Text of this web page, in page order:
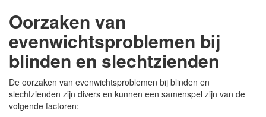
Oorzaken van
evenwichtsproblemen bij
blinden en slechtzienden
De oorzaken van evenwichtsproblemen bij blinden en
slechtzienden zijn divers en kunnen een samenspel zijn van de
volgende factoren: